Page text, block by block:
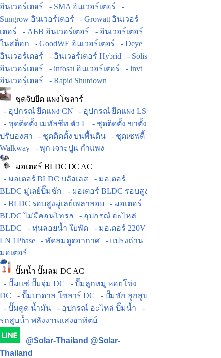
อินเวอร์เตอร์
- SMA อินเวอร์เตอร์
-
Sungrow อินเวอร์เตอร์
- Growatt อินเวอร์
เตอร์
- ABB อินเวอร์เตอร์
- อินเวอร์เตอร์
ในสต็อก
- GoodWE อินเวอร์เตอร์
- Deye
อินเวอร์เตอร์
- อินเวอร์เตอร์ Hybrid
- Solis
อินเวอร์เตอร์
- infosat อินเวอร์เตอร์
- invt
อินเวอร์ฺเตอร์
- Rapid Shutdown
ชุดจับยึด แผงโซลาร์
- อุปกรณ์ ยึดแผง CN
- อุปกรณ์ ยึดแผง LS
- ชุดติดตั้ง เมทัลชีท ตัว L
- ชุดติดตั้ง ขาตั้ง
ปรับองศา
- ชุดติดตั้ง บนพื้นดิน
- ชุดเซฟตี้
Walkway
- พุก เจาะปูน กำแพง
มอเตอร์ BLDC DC AC
- มอเตอร์ BLDC บลัสเลส
- มอเตอร์
BLDC มู่เลย์ปั๊มชัก
- มอเตอร์ BLDC รอบสูง
- BLDC รอบสูงมู่เลย์เพลาลอย
- มอเตอร์
BLDC ไม่มีคอนโทรล
- อุปกรณ์ อะไหล่
BLDC
- ทุ่นลอยน้ำ ใบพัด
- มอเตอร์ 220V
LN 1Phase
- พัดลมดูดอากาศ
- แปรงถ่าน
มอเตอร์
ปั๊มน้ำ ปั๊มลม DC AC
- ปั๊มแช่ ปั๊มจุ่ม DC
- ปั๊มลูกหมู หอยโข่ง
DC
- ปั๊มบาดาล โซลาร์ DC
- ปั๊มชัก ลูกสูบ
- ปั๊มดูด น้ำมัน
- อุปกรณ์ อะไหล่ ปั๊มน้ำ
-
รถสูบน้ำ พลังงานแสงอาทิตย์
@Solar-Thailand @Solar-
Thailand